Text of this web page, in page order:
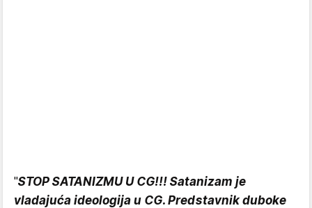
"STOP SATANIZMU U CG!!! Satanizam je
vladajuća ideologija u CG. Predstavnik duboke